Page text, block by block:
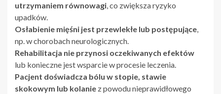
utrzymaniem równowagi, co zwiększa ryzyko
upadków.
Osłabienie mięśni jest przewlekłe lub postępujące,
np. w chorobach neurologicznych.
Rehabilitacja nie przynosi oczekiwanych efektów
lub konieczne jest wsparcie w procesie leczenia.
Pacjent doświadcza bólu w stopie, stawie
skokowym lub kolanie z powodu nieprawidłowego